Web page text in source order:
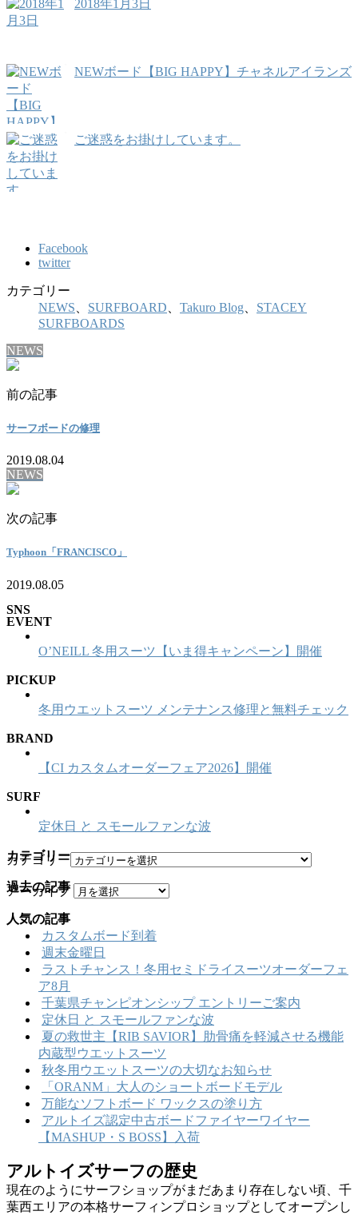
2018年1月3日
NEWボード【BIG HAPPY】チャネルアイランズ
ご迷惑をお掛けしています。
Facebook
twitter
カテゴリー
NEWS
SURFBOARD Takuro Blog
STACEY
SURFBOARDS
NEWS
前の記事
サーフボードの修理
2019.08.04
NEWS
次の記事
Typhoon「FRANCISCO」
2019.08.05
SNS
EVENT
O’NEILL 冬用スーツ【いま得キャンペーン】開催
PICKUP
冬用ウエットスーツ メンテナンス修理と無料チェック
BRAND
【CI カスタムオーダーフェア2026】開催
SURF
定休日 と スモールファンな波
カテゴリー
カテゴリー
過去の記事
アーカイブ
人気の記事
カスタムボード到着
週末金曜日
ラストチャンス！冬用セミドライスーツオーダーフェ
ア8月
千葉県チャンピオンシップ エントリーご案内
定休日 と スモールファンな波
夏の救世主【RIB SAVIOR】肋骨痛を軽減させる機能
内蔵型ウエットスーツ
秋冬用ウエットスーツの大切なお知らせ
「ORANM」大人のショートボードモデル
万能なソフトボード ワックスの塗り方
アルトイズ認定中古ボードファイヤーワイヤー
【MASHUP・S BOSS】入荷
アルトイズサーフの歴史
現在のようにサーフショップがまだあまり存在しない頃、千
葉西エリアの本格サーフィンプロショップとしてオープンし